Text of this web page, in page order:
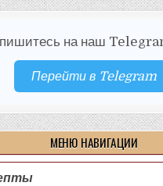
на наш
Перейти в Telegram
МЕНЮ НАВИГАЦИИ